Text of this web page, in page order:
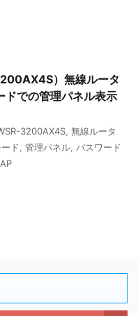
）無線ルータ
ドでの管理パネル表示
3200AX4S 無線ルータ
ド 管理パネル パスワード
AP